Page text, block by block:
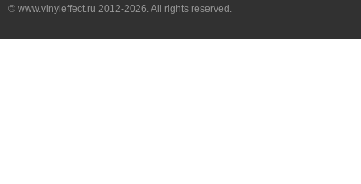
© www.vinyleffect.ru 2012-2026. All rights reserved.